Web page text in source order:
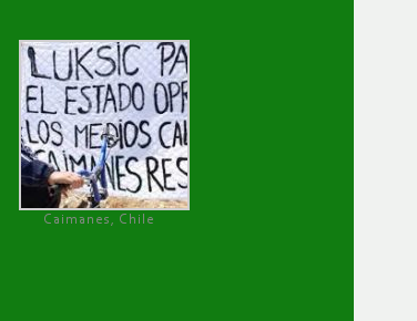
Caimanes, Chile